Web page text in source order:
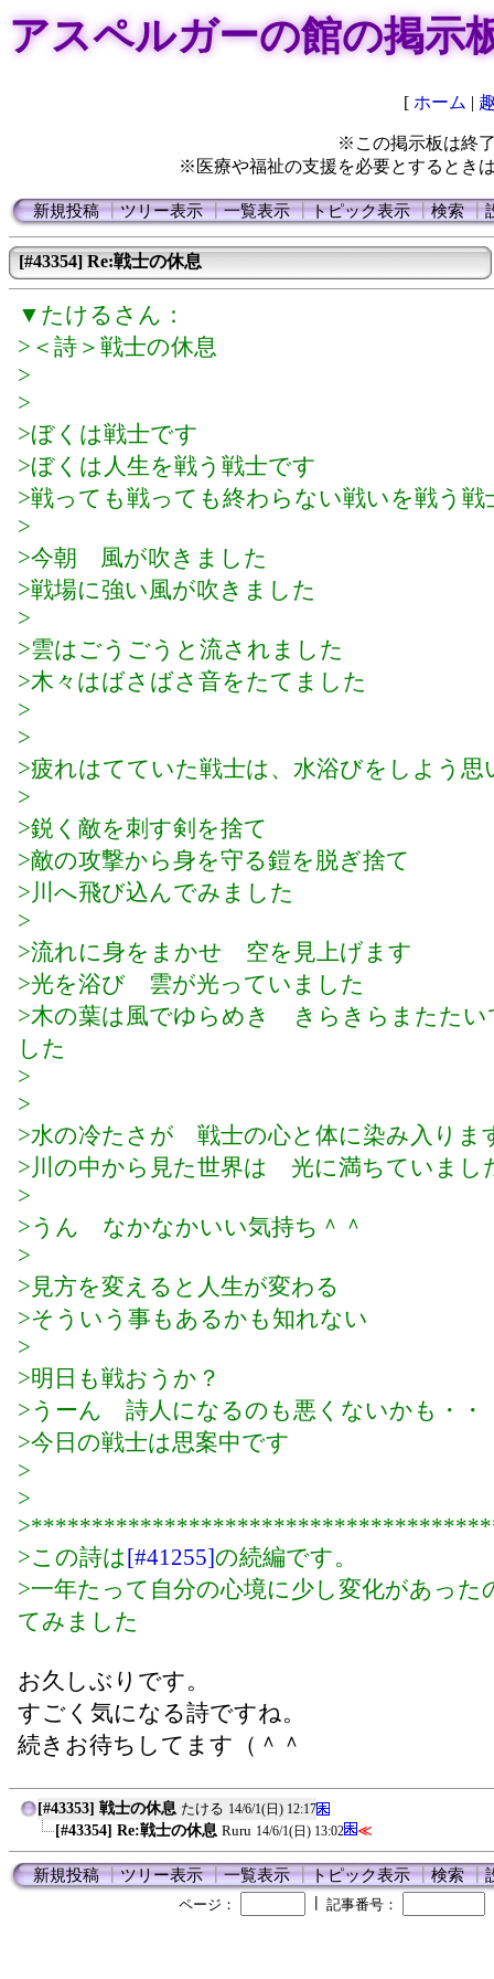
アスペルガーの館の掲示
[ ホーム |
※この掲示板は終
※医療や福祉の支援を必要とするとき
新規投稿┃ツリー表示┃一覧表示┃トピック表示┃検索┃
[#43354] Re:戦士の休息
▼たけるさん：
>＜詩＞戦士の休息
>
>
>ぼくは戦士です
>ぼくは人生を戦う戦士です
>戦っても戦っても終わらない戦いを戦う戦
>
>今朝 風が吹きました
>戦場に強い風が吹きました
>
>雲はごうごうと流されました
>木々はばさばさ音をたてました
>
>
>疲れはてていた戦士は、水浴びをしよう思
>
>鋭く敵を刺す剣を捨て
>敵の攻撃から身を守る鎧を脱ぎ捨て
>川へ飛び込んでみました
>
>流れに身をまかせ 空を見上げます
>光を浴び 雲が光っていました
>木の葉は風でゆらめき きらきらまたたい
した
>
>
>水の冷たさが 戦士の心と体に染み入りま
>川の中から見た世界は 光に満ちていまし
>
>うん なかなかいい気持ち＾＾
>
>見方を変えると人生が変わる
>そういう事もあるかも知れない
>
>明日も戦おうか？
>うーん 詩人になるのも悪くないかも・・
>今日の戦士は思案中です
>
>
>この詩は[#41255]の続編です。
>一年たって自分の心境に少し変化があった
てみました
お久しぶりです。
すごく気になる詩ですね。
続きお待ちしてます（＾＾
[#43353] 戦士の休息 たける 14/6/1(日) 12:17
[#43354] Re:戦士の休息 Ruru 14/6/1(日) 13:02 ≪
新規投稿┃ツリー表示┃一覧表示┃トピック表示┃検索┃
ページ： 記事番号：